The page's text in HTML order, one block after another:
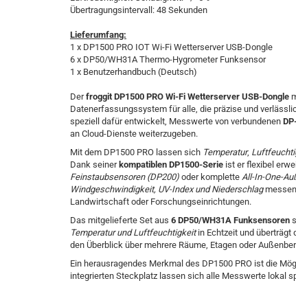
Übertragungsintervall: 48 Sekunden
Lieferumfang:
1 x DP1500 PRO IOT Wi-Fi Wetterserver USB-Dongle
6 x DP50/WH31A Thermo-Hygrometer Funksensor
1 x Benutzerhandbuch (Deutsch)
Derfroggit DP1500 PRO Wi-Fi Wetterserver USB-Dongle
Datenerfassungssystem für alle, die präzise und
speziell dafür entwickelt, Messwerte von verbundenen
an Cloud-Dienste weiterzugeben.
Mit dem DP1500 PRO lassen sich Temperatur,
Dank seiner kompatiblen DP1500-Serie ist er flexibel
Feinstaubsensoren (DP200) oder komplette All-In-One-
Windgeschwindigkeit, UV-Index und Niederschlag
Landwirtschaft oder Forschungseinrichtungen.
Das mitgelieferte Set aus 6 DP50/WH31A Funksensoren
Temperatur und Luftfeuchtigkeitin Echtzeit und überträgt
den Überblick über mehrere Räume, Etagen oder
Ein herausragendes Merkmal des DP1500 PRO ist die
integrierten Steckplatz lassen sich alle Messwerte lokal